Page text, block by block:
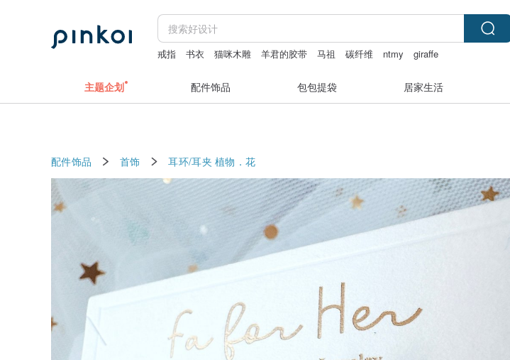
戒指 书衣 猫咪木雕 羊君的胶带 马祖 碳纤维 ntmy giraffe
主题企划 配件饰品 包包提袋 居家生活
配件饰品 首饰 耳环/耳夹 植物．花